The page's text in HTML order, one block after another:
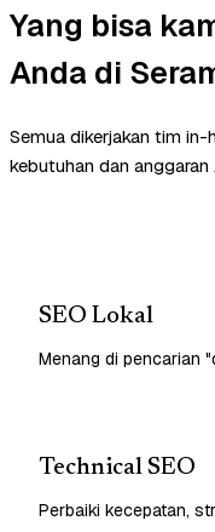
Yang bisa
Anda di
Semua dikerjakan tim
kebutuhan dan anggaran
SEO Lokal
Menang di pencarian
Technical SEO
Perbaiki kecepatan,